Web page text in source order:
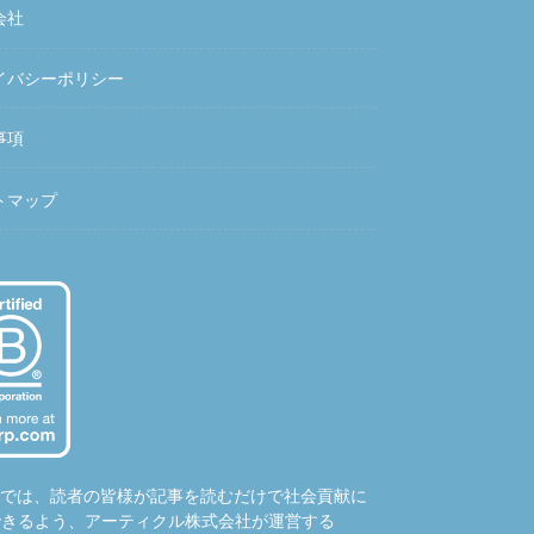
社
バシーポリシー
項
マップ
は、読者の皆様が記事を読むだけで社会貢献に
るよう、アーティクル株式会社が運営する